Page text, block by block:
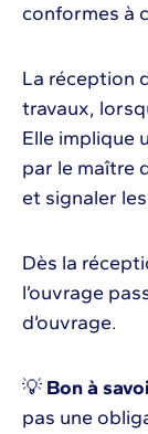
conformes à
La réception
travaux,
Elle implique
par le maître
et signaler
Dès la
l’ouvrage
d’ouvrage.
💡 Bon à
pas une